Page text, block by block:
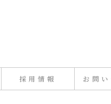
採用情報 お問